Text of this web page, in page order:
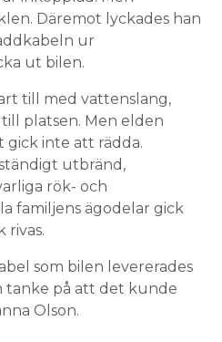
Däremot lyckades han
ur
ut bilen.
till med vattenslang,
platsen. Men elden
gick inte att rädda.
utbränd,
rök- och
familjens ägodelar gick
rivas.
som bilen levererades
tanke på att det kunde
Olson.